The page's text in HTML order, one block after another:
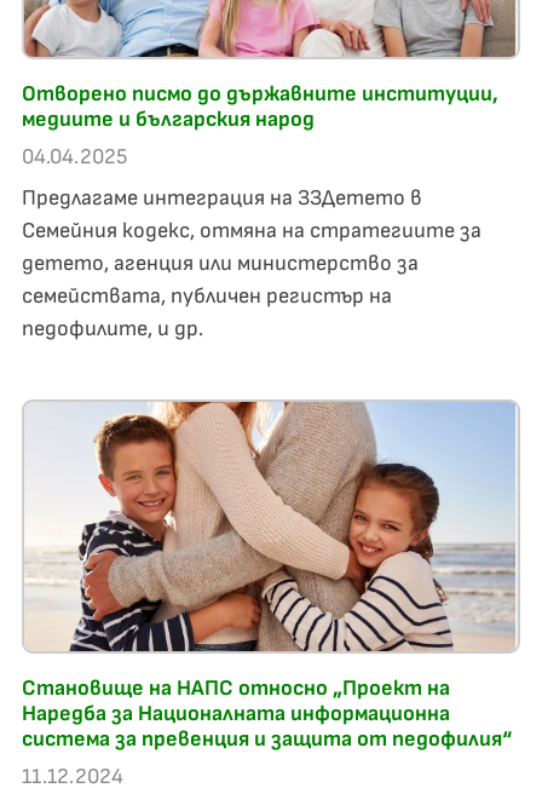
Отворено писмо до държавните институции,
медиите и българския народ
04.04.2025
Предлагаме интеграция на ЗЗДетето в
Семейния кодекс, отмяна на стратегиите за
детето, агенция или министерство за
семействата, публичен регистър на
педофилите, и др.
Становище на НАПС относно „Проект на
Наредба за Националната информационна
система за превенция и защита от педофилия“
11.12.2024